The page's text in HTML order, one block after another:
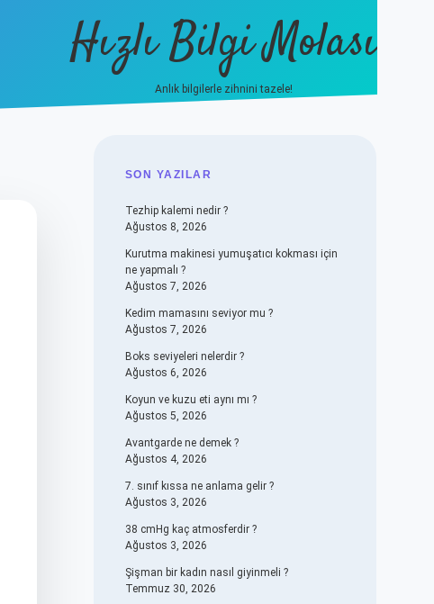
Hızlı Bilgi Molası
Anlık bilgilerle zihnini tazele!
SIDEBAR
SON YAZILAR
Tezhip kalemi nedir ?
Ağustos 8, 2026
Kurutma makinesi yumuşatıcı kokması için
ne yapmalı ?
Ağustos 7, 2026
Kedim mamasını seviyor mu ?
Ağustos 7, 2026
Boks seviyeleri nelerdir ?
Ağustos 6, 2026
Koyun ve kuzu eti aynı mı ?
Ağustos 5, 2026
Avantgarde ne demek ?
Ağustos 4, 2026
7. sınıf kıssa ne anlama gelir ?
Ağustos 3, 2026
38 cmHg kaç atmosferdir ?
Ağustos 3, 2026
Şişman bir kadın nasıl giyinmeli ?
Temmuz 30, 2026